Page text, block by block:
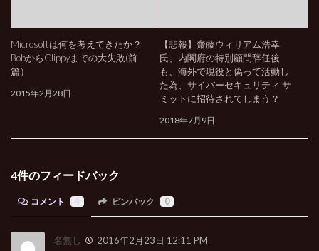
Microsoftは何を考えてきたか？
BobからClippyまでの大失敗(前
篇）
2015年2月28日
【悲報】齋藤ウィリアム浩幸
氏、内閣府の特別顧問辞任後
も、海外で現役と偽って活動し
た為、サイバーセキュリティ サ
ミットに招待されてしまう？
2018年7月9日
4件のフィードバック
コメント ピンバック 0
名無し
2016年2月23日 12:11 PM